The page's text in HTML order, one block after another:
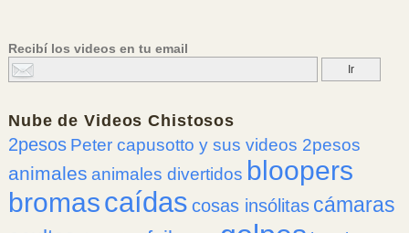
Recibí los videos en tu email
Nube deVideos Chistosos
2pesos Peter capusotto y sus videos 2pesos
animales animales divertidos bloopers
bromascaídas cosas insólitas cámaras